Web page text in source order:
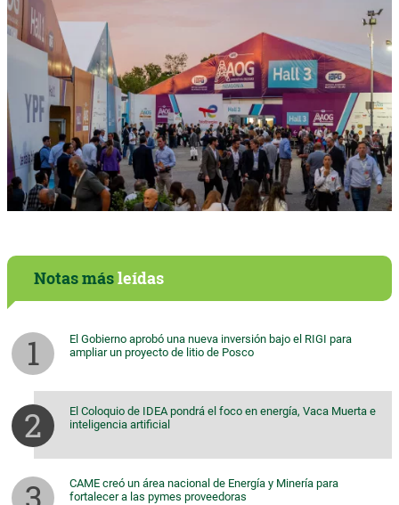
Notas másleídas
El Gobierno aprobó una nueva inversión bajo el RIGI para
ampliar un proyecto de litio de Posco
El Coloquio de IDEA pondrá el foco en energía, Vaca Muerta e
inteligencia artificial
CAME creó un área nacional de Energía y Minería para
fortalecer a las pymes proveedoras